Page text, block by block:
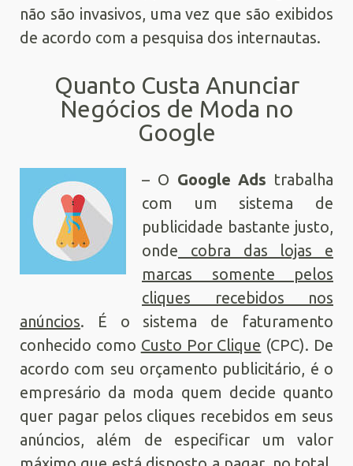
não são invasivos, uma vez que são exibidos
de acordo com a pesquisa dos internautas.
Quanto Custa Anunciar
Negócios de Moda no
Google
– O Google Ads trabalha
com um sistema de
publicidade bastante justo,
onde cobra das lojas e
marcas somente pelos
cliques recebidos nos
anúncios. É o sistema de faturamento
conhecido como Custo Por Clique (CPC). De
acordo com seu orçamento publicitário, é o
empresário da moda quem decide quanto
quer pagar pelos cliques recebidos em seus
anúncios, além de especificar um valor